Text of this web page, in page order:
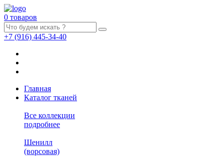
0 товаров
+7 (916) 445-34-40
Главная
Каталог тканей
Все коллекции
подробнее
Шенилл
(ворсовая)